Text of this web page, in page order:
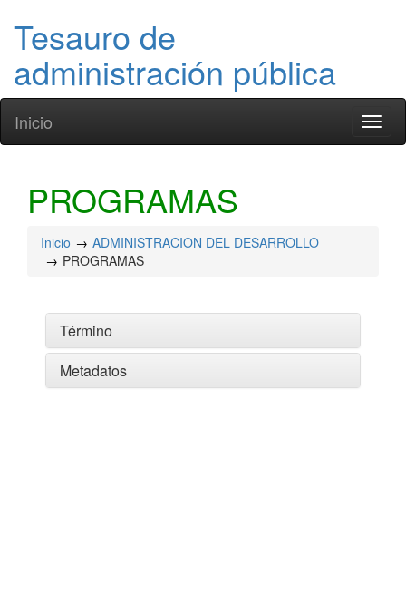
Tesauro de
administración pública
Inicio
PROGRAMAS
Inicio
ADMINISTRACION DEL DESARROLLO
PROGRAMAS
Término
Metadatos